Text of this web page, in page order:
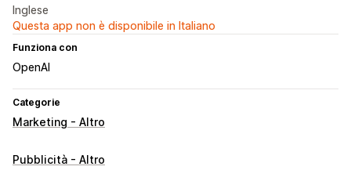
Inglese
Questa app non è disponibile in Italiano
Funziona con
OpenAI
Categorie
Marketing - Altro
Pubblicità - Altro